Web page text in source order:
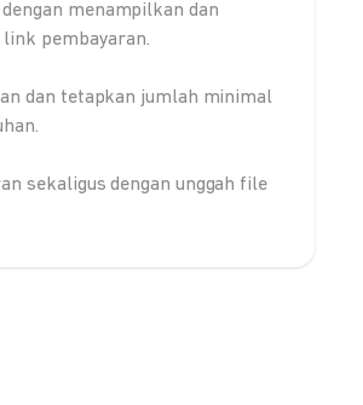
menampilkan dan
pembayaran.
dan tetapkan jumlah minimal
sekaligus dengan unggah file